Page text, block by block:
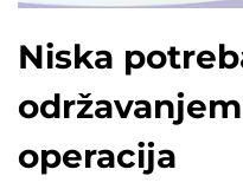
Niska
operacija